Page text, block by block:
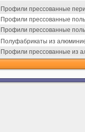
Профили прессованные
Профили прессованные
Профили прессованные
Полуфабрикаты из
Профили прессованные из